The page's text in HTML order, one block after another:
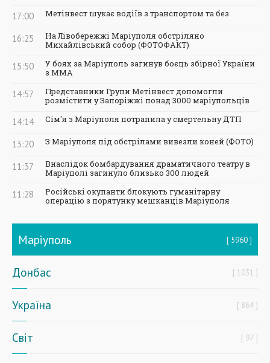
17:00 Метінвест шукає водіїв з транспортом та без
16:25
На Лівобережжі Маріуполя обстріляно
Михайлівський собор (ФОТОФАКТ)
15:50
У боях за Маріуполь загинув боєць збірної України
з ММА
14:57
Представники Групи Метінвест допомогли
розмістити у Запоріжжі понад 3000 маріупольців
14:14 Сім'я з Маріуполя потрапила у смертельну ДТП
13:20 З Маріуполя під обстрілами вивезли коней (ФОТО)
11:37
Внаслідок бомбардування драматичного театру в
Маріуполі загинуло близько 300 людей
11:28
Російські окупанти блокують гуманітарну
операцію з порятунку мешканців Маріуполя
Маріуполь 5960
Донбас 1031
Україна 864
Світ 97